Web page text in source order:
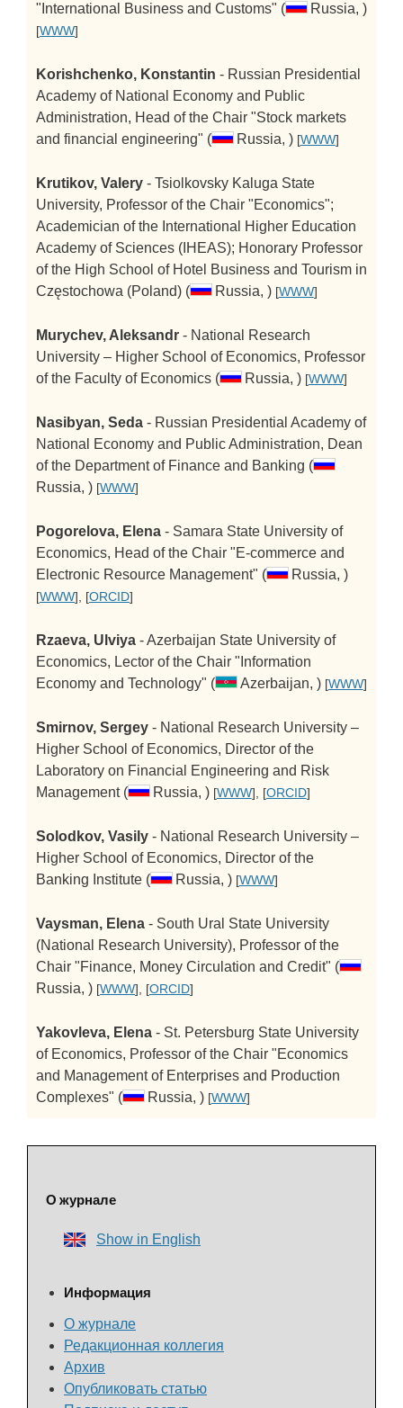
"International Business and Customs" (
Russia, )
[WWW]
Korishсhenko, Konstantin - Russian Presidential
Academy of National Economy and Public
Administration, Head of the Chair "Stock markets
and financial engineering" (
Russia, )[WWW]
Krutikov, Valery - Tsiolkovsky Kaluga State
University, Professor of the Chair "Economics";
Academician of the International Higher Education
Academy of Sciences (IHEAS); Honorary Professor
of the High School of Hotel Business and Tourism in
Częstochowa (Poland) (
Russia, )[WWW]
Murychev, Aleksandr - National Research
University – Higher School of Economics, Professor
of the Faculty of Economics (
Russia, )[WWW]
Nasibyan, Seda - Russian Presidential Academy of
National Economy and Public Administration, Dean
of the Department of Finance and Banking (
Russia, ) [WWW]
Pogorelova, Elena - Samara State University of
Economics, Head of the Chair "E-commerce and
Electronic Resource Management" (
Russia, )
[WWW], [ORCID]
Rzaeva, Ulviya - Azerbaijan State University of
Economics, Lector of the Chair "Information
Economy and Technology" (
Azerbaijan, )[WWW]
Smirnov, Sergey - National Research University –
Higher School of Economics, Director of the
Laboratory on Financial Engineering and Risk
Management (
Russia, )[WWW], [ORCID]
Solodkov, Vasily - National Research University –
Higher School of Economics, Director of the
Banking Institute (
Russia, )[WWW]
Vaysman, Elena - South Ural State University
(National Research University), Professor of the
Chair "Finance, Money Circulation and Credit" (
Russia, ) [WWW], [ORCID]
Yakovleva, Elena - St. Petersburg State University
of Economics, Professor of the Chair "Economics
and Management of Enterprises and Production
Complexes" (
Russia, )[WWW]
О журнале
Show in English
Информация
О журнале
Редакционная коллегия
Архив
Опубликовать статью